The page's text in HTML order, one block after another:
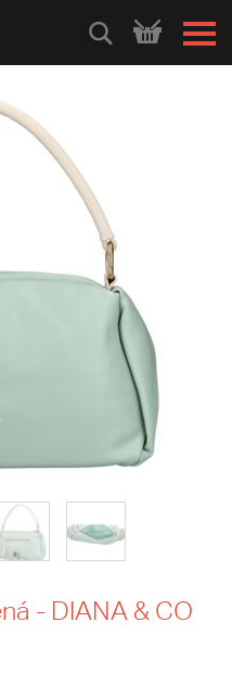
HLEDEJ
- DIANA & CO